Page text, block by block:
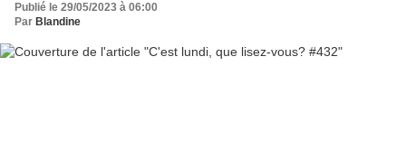
Publié le 29/05/2023 à 06:00
Par Blandine